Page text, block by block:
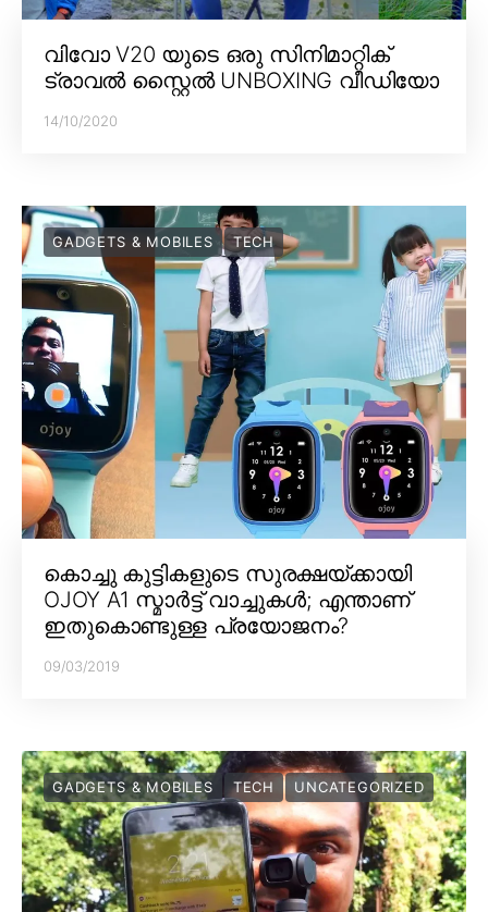
വിവോ V20 യുടെ ഒരു സിനിമാറ്റിക്
ട്രാവൽ സ്റ്റൈൽ UNBOXING വീഡിയോ
14/10/2020
GADGETS & MOBILES TECH
കൊച്ചു കുട്ടികളുടെ സുരക്ഷയ്ക്കായി
OJOY A1 സ്മാർട്ട് വാച്ചുകൾ; എന്താണ്
ഇതുകൊണ്ടുള്ള പ്രയോജനം?
09/03/2019
GADGETS & MOBILES TECH UNCATEGORIZED